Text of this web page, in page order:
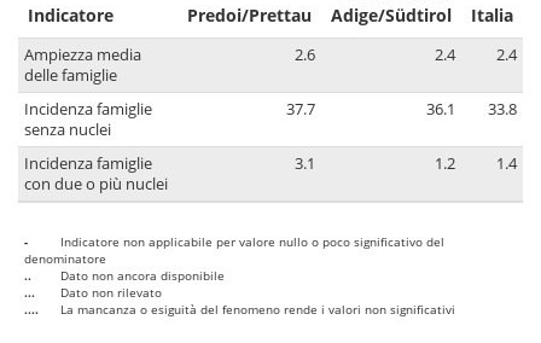
Indicatore Predoi/Prettau
Adige/Südtirol
Italia
Ampiezza media
delle famiglie
2.6 2.4 2.4
Incidenza famiglie
senza nuclei
37.7 36.1 33.8
Incidenza famiglie
con due o più nuclei
3.1 1.2 1.4
-
Indicatore non applicabile per valore nullo o poco significativo del
denominatore
..
Dato non ancora disponibile
...
Dato non rilevato
....
La mancanza o esiguità del fenomeno rende i valori non significativi